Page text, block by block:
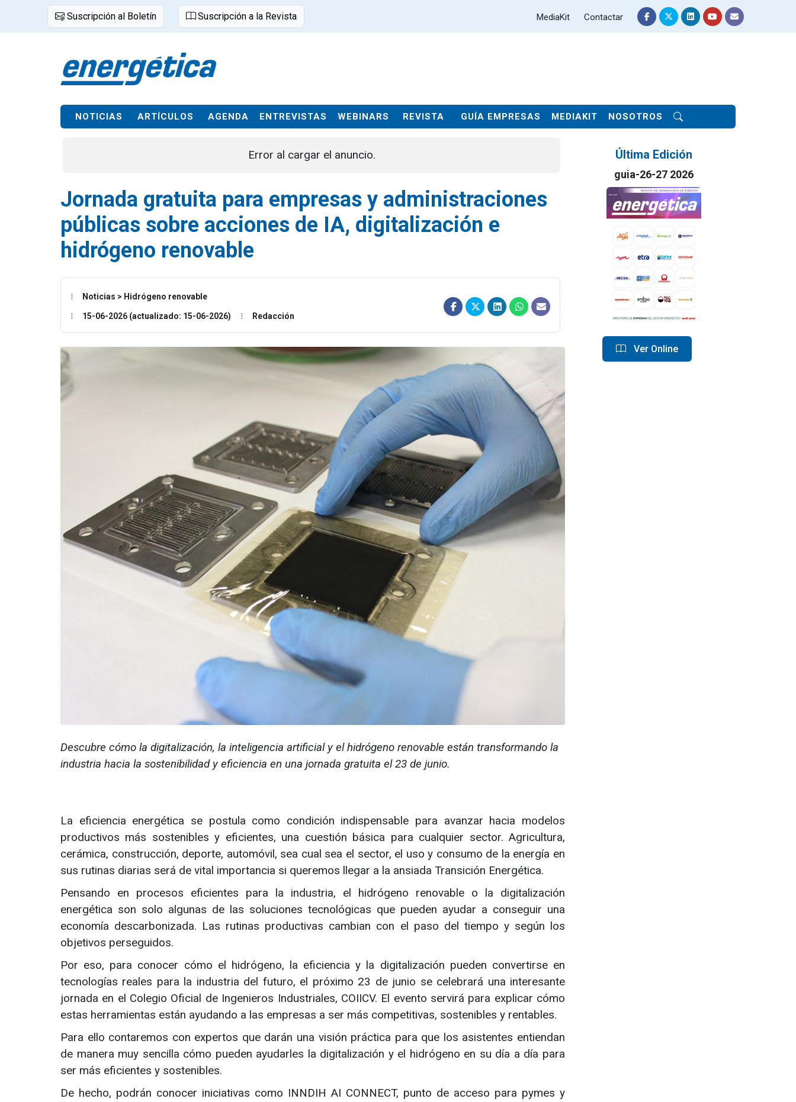
Suscripción al Boletín Suscripción a la Revista MediaKit Contactar
NOTICIAS ARTÍCULOS AGENDA ENTREVISTAS WEBINARS REVISTA GUÍA EMPRESAS MEDIAKIT NOSOTROS
Error al cargar el anuncio.
Jornada gratuita para empresas y administraciones
públicas sobre acciones de IA, digitalización e
hidrógeno renovable
Noticias > Hidrógeno renovable
15-06-2026 (actualizado: 15-06-2026) Redacción
Descubre cómo la digitalización, la inteligencia artificial y el hidrógeno renovable están transformando la
industria hacia la sostenibilidad y eficiencia en una jornada gratuita el 23 de junio.
Última Edición
guia-26-27 2026
Ver Online
La eficiencia energética se postula como condición indispensable para avanzar hacia modelos
productivos más sostenibles y eficientes, una cuestión básica para cualquier sector. Agricultura,
cerámica, construcción, deporte, automóvil, sea cual sea el sector, el uso y consumo de la energía en
sus rutinas diarias será de vital importancia si queremos llegar a la ansiada Transición Energética.
Pensando en procesos eficientes para la industria, el hidrógeno renovable o la digitalización
energética son solo algunas de las soluciones tecnológicas que pueden ayudar a conseguir una
economía descarbonizada. Las rutinas productivas cambian con el paso del tiempo y según los
objetivos perseguidos.
Por eso, para conocer cómo el hidrógeno, la eficiencia y la digitalización pueden convertirse en
tecnologías reales para la industria del futuro, el próximo 23 de junio se celebrará una interesante
jornada en el Colegio Oficial de Ingenieros Industriales, COIICV. El evento servirá para explicar cómo
estas herramientas están ayudando a las empresas a ser más competitivas, sostenibles y rentables.
Para ello contaremos con expertos que darán una visión práctica para que los asistentes entiendan
de manera muy sencilla cómo pueden ayudarles la digitalización y el hidrógeno en su día a día para
ser más eficientes y sostenibles.
De hecho, podrán conocer iniciativas como INNDIH AI CONNECT, punto de acceso para pymes y